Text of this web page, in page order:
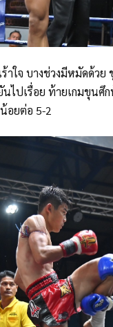
ใจ บางช่วงมีหมัดด้วย
ปเรื่อย ท้ายเกมขุนศึ
อยต่อ 5-2